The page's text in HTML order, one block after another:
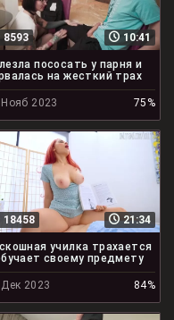
10:41
8593
пососать у парня и
на жесткий трах
2023 75%
21:34
18458
училка трахается
своему предмету
2023 84%